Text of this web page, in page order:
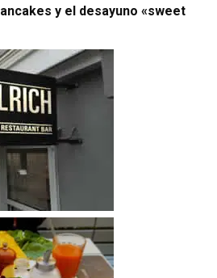
y el desayuno «sweet